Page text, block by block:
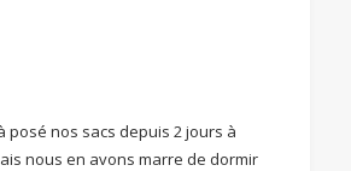
posé nos sacs depuis 2 jours à
nous en avons marre de dormir